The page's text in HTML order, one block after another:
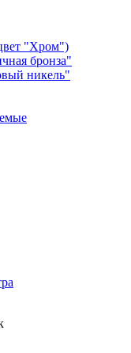
"Хром")
бронза"
никель"